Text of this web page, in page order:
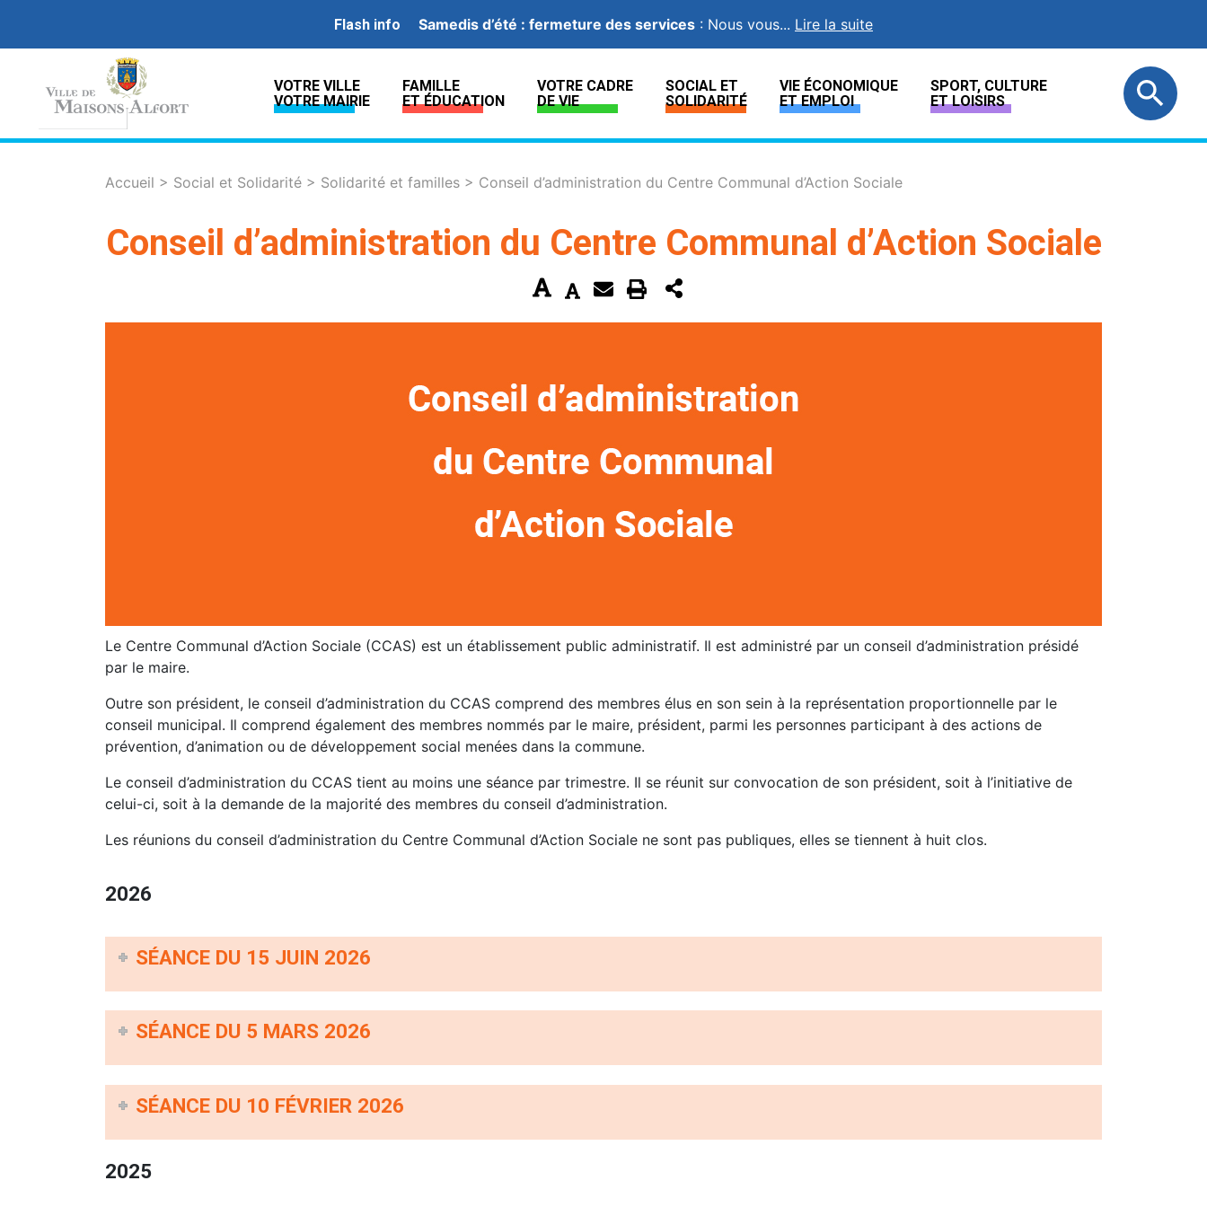
Flash info Samedis d’été : fermeture des services : Nous vous... Lire la suite
VOTRE VILLE
VOTRE MAIRIE
FAMILLE
ET ÉDUCATION
VOTRE CADRE
DE VIE
SOCIAL ET
SOLIDARITÉ
VIE ÉCONOMIQUE
ET EMPLOI
SPORT, CULTURE
ET LOISIRS
Accueil > Social et Solidarité > Solidarité et familles > Conseil d’administration du Centre Communal d’Action Sociale
Conseil d’administration du Centre Communal d’Action Sociale
Le Centre Communal d’Action Sociale (CCAS) est un établissement public administratif. Il est administré par un conseil d’administration présidé
par le maire.
Outre son président, le conseil d’administration du CCAS comprend des membres élus en son sein à la représentation proportionnelle par le
conseil municipal. Il comprend également des membres nommés par le maire, président, parmi les personnes participant à des actions de
prévention, d’animation ou de développement social menées dans la commune.
Le conseil d’administration du CCAS tient au moins une séance par trimestre. Il se réunit sur convocation de son président, soit à l’initiative de
celui-ci, soit à la demande de la majorité des membres du conseil d’administration.
Les réunions du conseil d’administration du Centre Communal d’Action Sociale ne sont pas publiques, elles se tiennent à huit clos.
2026
SÉANCE DU 15 JUIN 2026
SÉANCE DU 5 MARS 2026
SÉANCE DU 10 FÉVRIER 2026
2025